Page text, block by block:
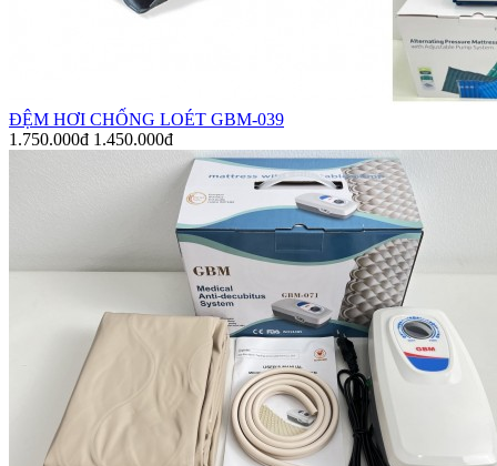
ĐỆM HƠI CHỐNG LOÉT GBM-039
1.750.000đ 1.450.000đ